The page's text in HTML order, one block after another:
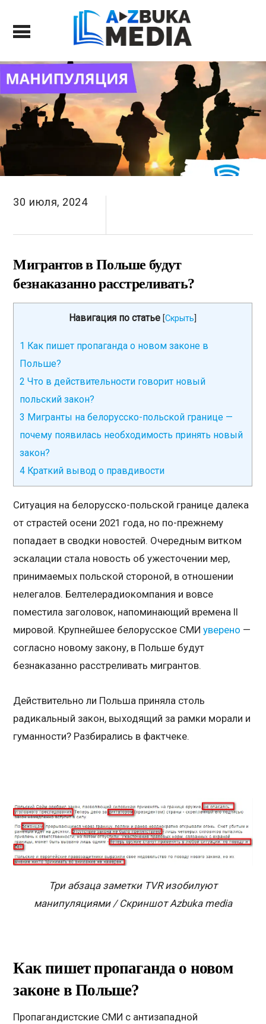
30 июля, 2024
Мигрантов в Польше будут
безнаказанно расстреливать?
Навигация по статье [Скрыть
1 Как пишет пропаганда о новом законе в
Польше?
2 Что в действительности говорит новый
польский закон?
3 Мигранты на белорусско-польской границе —
почему появилась необходимость принять новый
закон?
4 Краткий вывод о правдивости
Ситуация на белорусско-польской границе далека
от страстей осени 2021 года, но по-прежнему
попадает в сводки новостей. Очередным витком
эскалации стала новость об ужесточении мер,
принимаемых польской стороной, в отношении
нелегалов. Белтелерадиокомпания и вовсе
поместила заголовок, напоминающий времена II
мировой. Крупнейшее белорусское СМИуверено —
согласно новому закону, в Польше будут
безнаказанно расстреливать мигрантов.
Действительно ли Польша приняла столь
радикальный закон, выходящий за рамки морали и
гуманности? Разбирались в фактчеке.
Три абзаца заметки TVR изобилуют
манипуляциями / Скриншот Azbuka media
Как пишет пропаганда о новом
законе в Польше?
Пропагандистские СМИ с антизападной